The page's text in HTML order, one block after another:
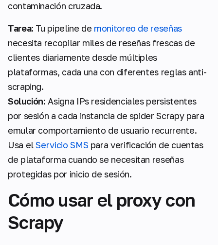
contaminación cruzada.
Tarea: Tu pipeline de monitoreo de reseñas
necesita recopilar miles de reseñas frescas de
clientes diariamente desde múltiples
plataformas, cada una con diferentes reglas anti-
scraping.
Solución: Asigna IPs residenciales persistentes
por sesión a cada instancia de spider Scrapy para
emular comportamiento de usuario recurrente.
Usa elServicio SMS para verificación de cuentas
de plataforma cuando se necesitan reseñas
protegidas por inicio de sesión.
Cómo usar el proxy con
Scrapy